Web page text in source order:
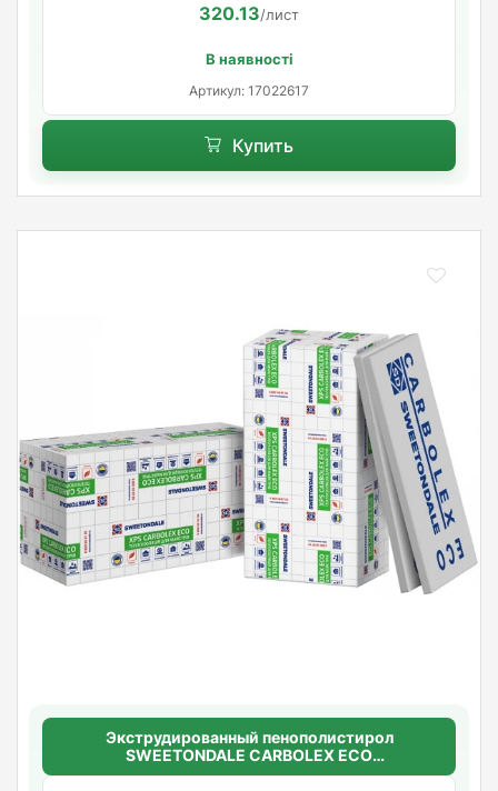
320.13/лист
В наявності
Артикул: 17022617
Купить
Экструдированный пенополистирол
SWEETONDALE CARBOLEX ECO
100мм.*1180мм.*580мм. ( 2,74м2 в уп.) (4шт/